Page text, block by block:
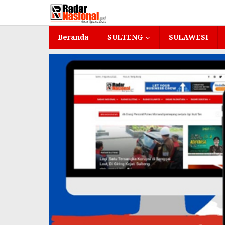
konten
Beranda SULTENG SULAWESI